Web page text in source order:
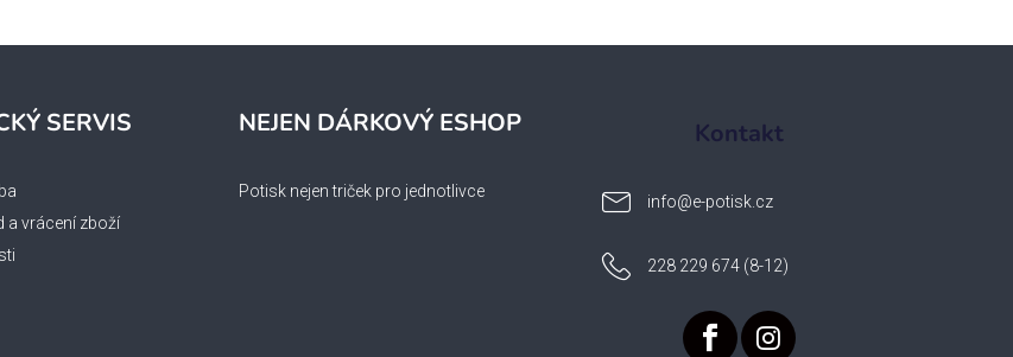
SERVIS
a vrácení zboží
NEJEN DÁRKOVÝ ESHOP
Potisk nejen triček pro jednotlivce
Kontakt
info@e-potisk.cz
228 229 674 (8-12)